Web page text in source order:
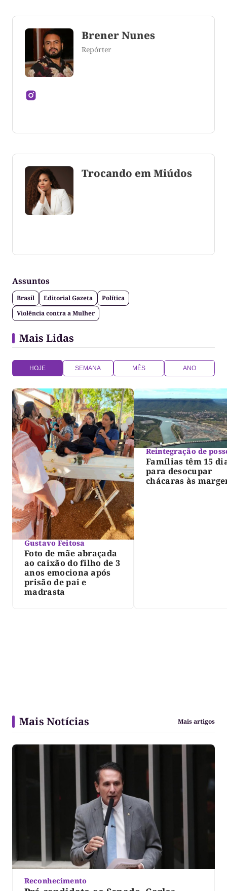
Brener Nunes
Repórter
Tocantins
Trocando em Miúdos
consultora de comunicação. CEO Editora-Chefe da
político e anti-fake!
Assuntos
Brasil Editorial Gazeta
Política
Violência contra a Mulher
Mais Lidas
HOJE SEMANA MÊS ANO
Gustavo Feitosa
Foto de mãe abraçada
ao caixão do filho de 3
anos emociona após
prisão de pai e
madrasta
Reintegração de
Famílias têm 15
para desocupar
chácaras às
Mais Notícias Mais artigos
Reconhecimento